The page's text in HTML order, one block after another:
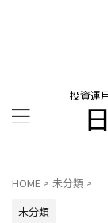
投資運
HOME > 未分類 >
未分類